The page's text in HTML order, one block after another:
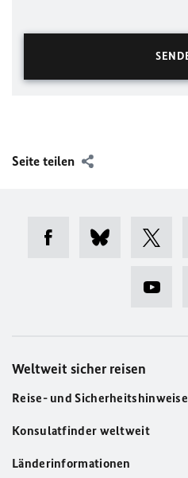
Seite teilen
Weltweit sicher reisen
Reise- und Sicherheitshinweise
Konsulatfinder weltweit
Länderinformationen